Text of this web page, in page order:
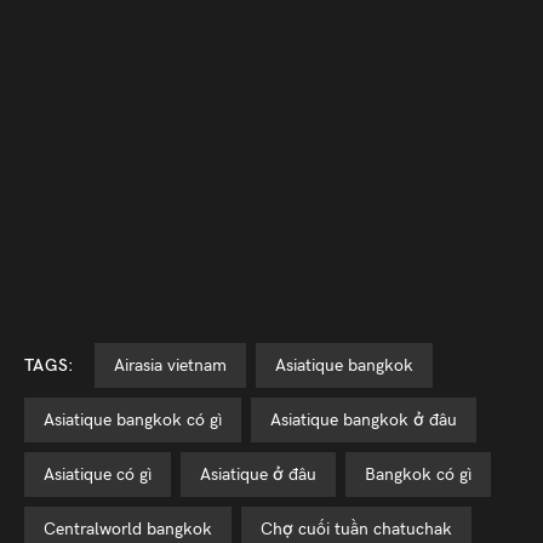
TAGS: airasia vietnam Asiatique bangkok
Asiatique bangkok có gì Asiatique bangkok ở đâu
Asiatique có gì Asiatique ở đâu bangkok có gì
centralworld bangkok chợ cuối tuần chatuchak